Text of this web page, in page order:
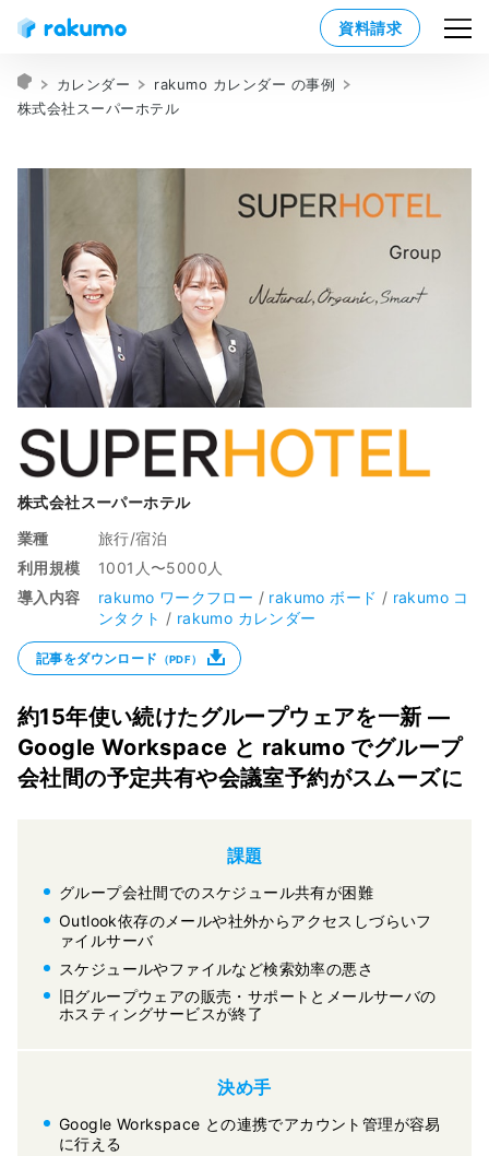
資料請求
カレンダー
rakumo カレンダー の事例
株式会社スーパーホテル
株式会社スーパーホテル
業種
旅行/宿泊
利用規模
1001人〜5000人
導入内容
rakumo ワークフロー / rakumo ボード / rakumo コ
ンタクト / rakumo カレンダー
記事をダウンロード （PDF）
約15年使い続けたグループウェアを一新 ―
Google Workspace と rakumo でグループ
会社間の予定共有や会議室予約がスムーズに
課題
グループ会社間でのスケジュール共有が困難
Outlook依存のメールや社外からアクセスしづらいフ
ァイルサーバ
スケジュールやファイルなど検索効率の悪さ
旧グループウェアの販売・サポートとメールサーバの
ホスティングサービスが終了
決め手
Google Workspace との連携でアカウント管理が容易
に行える